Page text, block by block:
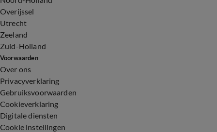
Overijssel
Utrecht
Zeeland
Zuid-Holland
Voorwaarden
Over ons
Privacyverklaring
Gebruiksvoorwaarden
Cookieverklaring
Digitale diensten
Cookie instellingen